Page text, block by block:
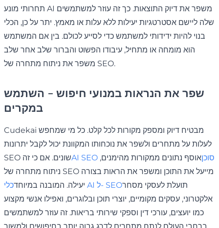
תחרותי מונע AI משפר את דיוק התוצאות. כך זה עוזר למשתמשים
שלה ליישם אסטרטגיות יעילות ללא עלות או מאמץ. יתר על כן, הכלי
בנוי להיות ידידותי למשתמש כדי לסייע לכולם. בין אם המשתמש
הוא מומחה או מתחיל, עיבודו הפשוט והברור שלב אחר שלב
משפר את ניתוח מתחרה של SEO.
שפר את הנראות במנועי חיפוש - השתמש
במקרים
Cudekai מבטיח דיוק ומספק מקורות לכל קלט. כל מי שמחפש
לעלות על מתחרים ולשפר את נוכחותו המקוונת יכול לקבל יתרונות
SEO שונים. אם כי זה
AI SEO סוכןאוסף נתונים ממקורות מהימנים,
ניתוח מתחרה של SEO מייעל את התוכן ומשפר את הראות בצורה
יעילה. המובנה במיוחד
כלי AI ל- SEOתועלת לעסקי מסחר
אלקטרוני, עסקים מקומיים, יוצרי תוכן ובלוגרים, ואפילו אנשי מקצוע
כמו יועצים, עורכי דין וספקי שירותי בריאות. זה עוזר למשתמשים
ברחבי העולם לנתח מתחרים לדרג גבוה יותר בחיפושים ולמשוך